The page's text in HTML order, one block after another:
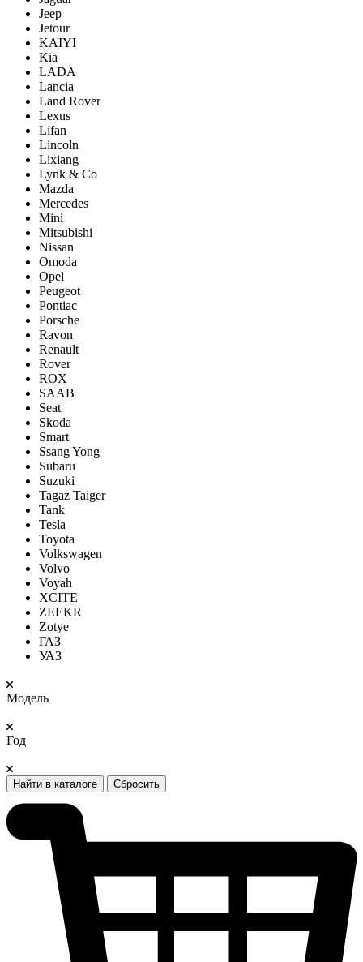
Jeep
Jetour
KAIYI
Kia
LADA
Lancia
Land Rover
Lexus
Lifan
Lincoln
Lixiang
Lynk & Co
Mazda
Mercedes
Mini
Mitsubishi
Nissan
Omoda
Opel
Peugeot
Pontiac
Porsсhe
Ravon
Renault
Rover
ROX
SAAB
Seat
Skoda
Smart
Ssang Yong
Subaru
Suzuki
Tagaz Taiger
Tank
Tesla
Toyota
Volkswagen
Volvo
Voyah
XCITE
ZEEKR
Zotye
ГАЗ
УАЗ
Модель
Год
Найти в каталоге Сбросить